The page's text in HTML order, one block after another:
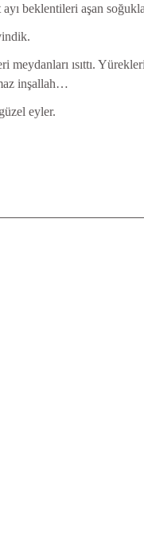
beklentileri aşan
ısıttı.
inşallah…
eyler.